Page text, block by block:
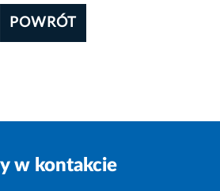
POWRÓT
w kontakcie